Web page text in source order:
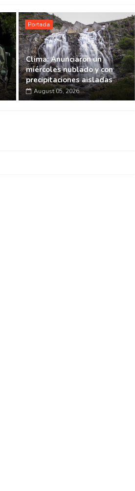
Portada
Clima: Anunciaron un
miércoles nublado y con
precipitaciones aisladas
August 05, 2026